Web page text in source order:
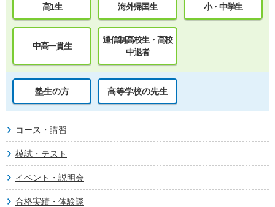
高1生 海外帰国生 小・中学生
中高一貫生
通信制高校生・高校
中退者
塾生の方 高等学校の先生
コース・講習
模試・テスト
イベント・説明会
合格実績・体験談